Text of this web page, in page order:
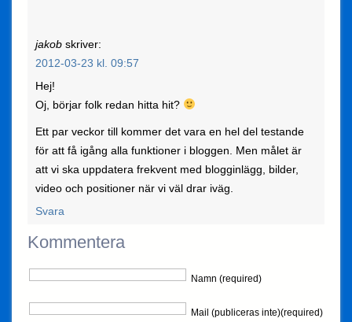
jakob skriver:
2012-03-23 kl. 09:57
Hej!
Oj, börjar folk redan hitta hit?
Ett par veckor till kommer det vara en hel del testande
för att få igång alla funktioner i bloggen. Men målet är
att vi ska uppdatera frekvent med blogginlägg, bilder,
video och positioner när vi väl drar iväg.
Svara
Kommentera
Namn (required)
Mail (publiceras inte)(required)